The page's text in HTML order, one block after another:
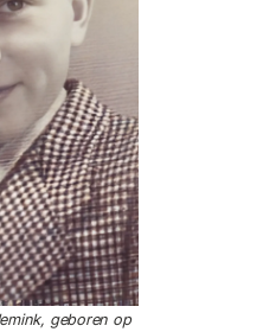
geboren op